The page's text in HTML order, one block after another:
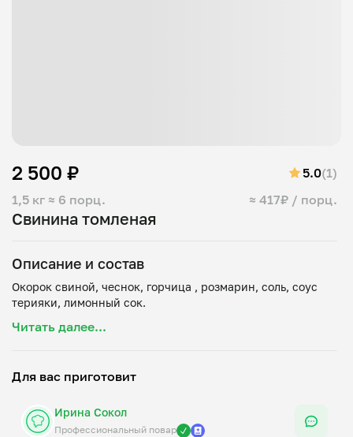
Свинина томленая
1,5 кг ≈ 6 порц. ≈ 417₽ / порц.
2 500 ₽ 5.0(1)
Описание и состав
Окорок свиной, чеснок, горчица , розмарин, соль, соус
Читать далее...
Для вас приготовит
Ирина Сокол
Профессиональный повар